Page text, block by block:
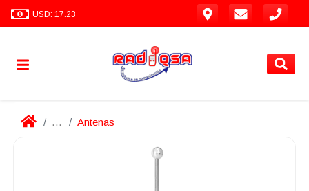
USD: 17.23
... Antenas